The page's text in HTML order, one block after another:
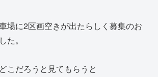
場に2区画空きが出たらしく募集のお
た。
こだろうと見てもらうと